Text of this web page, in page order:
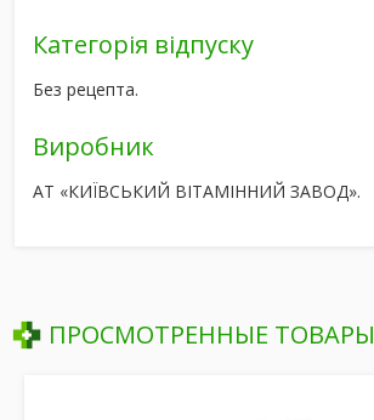
Категорія відпуску
Без рецепта.
Виробник
АТ «КИЇВСЬКИЙ ВІТАМІННИЙ ЗАВОД».
ПРОСМОТРЕННЫЕ ТОВАРЫ